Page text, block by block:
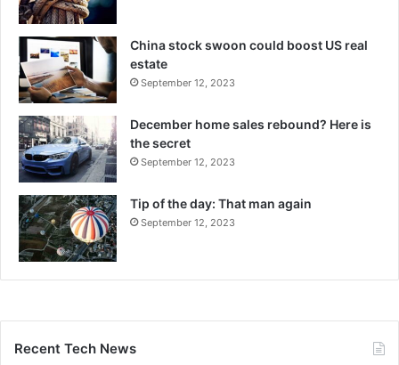
China stock swoon could boost US real
estate
September 12, 2023
December home sales rebound? Here is
the secret
September 12, 2023
Tip of the day: That man again
September 12, 2023
Recent Tech News